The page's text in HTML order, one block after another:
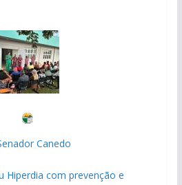
Canedo
Hiperdia com prevenção e